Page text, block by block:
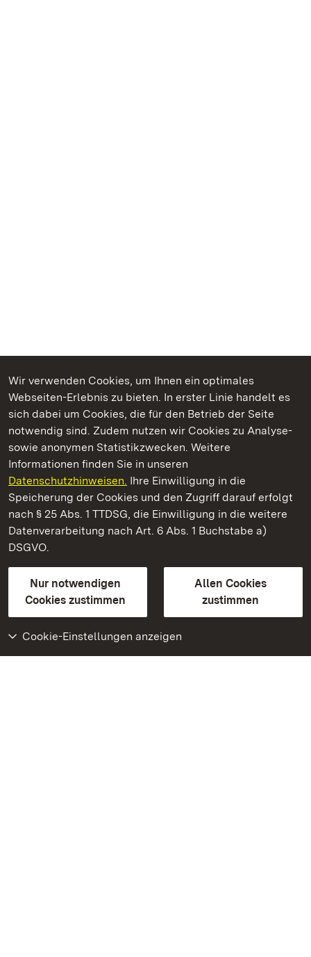
Wir verwenden Cookies, um Ihnen ein optimales
Webseiten-Erlebnis zu bieten. In erster Linie handelt es
sich dabei um Cookies, die für den Betrieb der Seite
notwendig sind. Zudem nutzen wir Cookies zu Analyse-
sowie anonymen Statistikzwecken. Weitere
Informationen finden Sie in unseren
Datenschutzhinweisen. Ihre Einwilligung in die
Speicherung der Cookies und den Zugriff darauf erfolgt
nach § 25 Abs. 1 TTDSG, die Einwilligung in die weitere
Datenverarbeitung nach Art. 6 Abs. 1 Buchstabe a)
DSGVO.
Nur notwendigen
Cookies zustimmen
Allen Cookies
zustimmen
Cookie-Einstellungen anzeigen
Kommen. Staunen. Genießen.
Kloster Maulbronn
Staatliche Schlösser und Gärten Baden-Württemberg
Kontakt
GebärdenspracheLeichte Sprache
Erklärung zur Barrierefreiheit
BITV-konform (geprüfte Seiten)
Weiteres